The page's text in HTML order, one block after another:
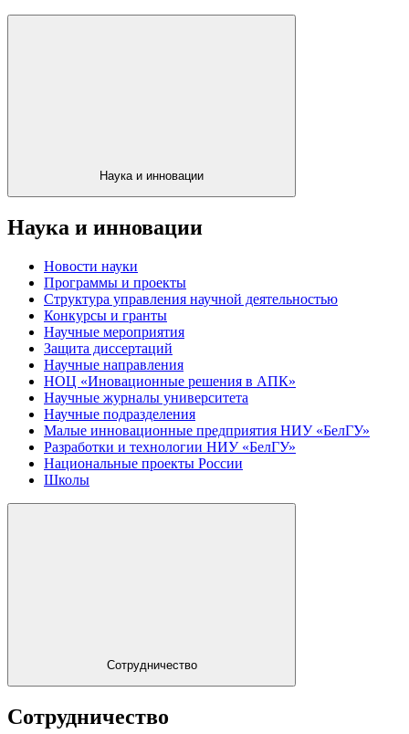
Наука и инновации
Наука и инновации
Новости науки
Программы и проекты
Структура управления научной деятельностью
Конкурсы и гранты
Научные мероприятия
Защита диссертаций
Научные направления
НОЦ «Иновационные решения в АПК»
Научные журналы университета
Научные подразделения
Малые инновационные предприятия НИУ «БелГУ»
Разработки и технологии НИУ «БелГУ»
Национальные проекты России
Школы
Сотрудничество
Сотрудничество